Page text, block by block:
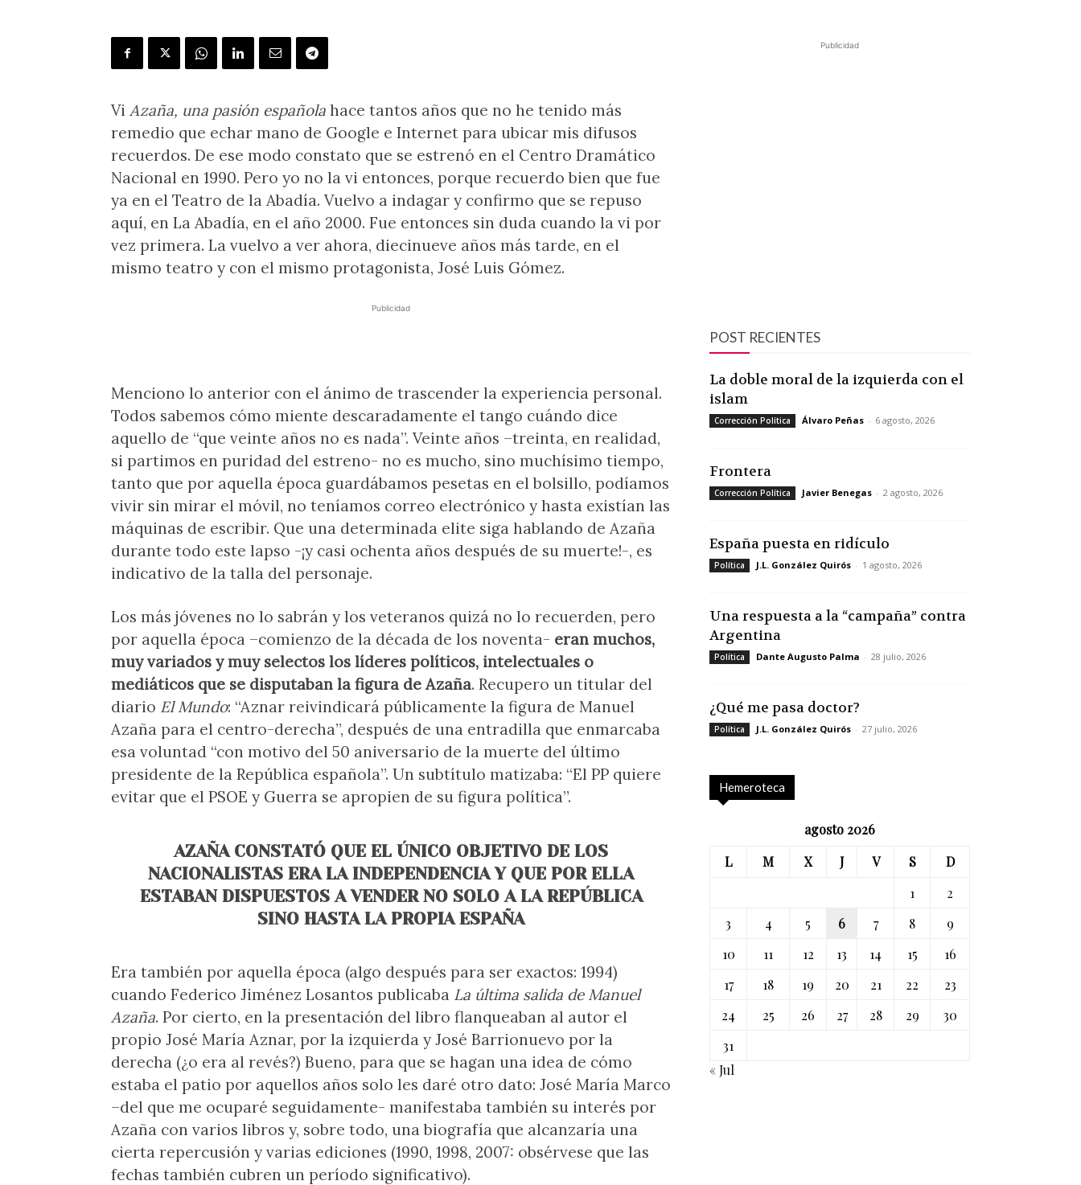
Vi Azaña, una pasión española hace tantos años que no he tenido más
remedio que echar mano de Google e Internet para ubicar mis difusos
recuerdos. De ese modo constato que se estrenó en el Centro Dramático
Nacional en 1990. Pero yo no la vi entonces, porque recuerdo bien que fue
ya en el Teatro de la Abadía. Vuelvo a indagar y confirmo que se repuso
aquí, en La Abadía, en el año 2000. Fue entonces sin duda cuando la vi por
vez primera. La vuelvo a ver ahora, diecinueve años más tarde, en el
mismo teatro y con el mismo protagonista, José Luis Gómez.
Publicidad
Menciono lo anterior con el ánimo de trascender la experiencia personal.
Todos sabemos cómo miente descaradamente el tango cuándo dice
aquello de “que veinte años no es nada”. Veinte años –treinta, en realidad,
si partimos en puridad del estreno- no es mucho, sino muchísimo tiempo,
tanto que por aquella época guardábamos pesetas en el bolsillo, podíamos
vivir sin mirar el móvil, no teníamos correo electrónico y hasta existían las
máquinas de escribir. Que una determinada elite siga hablando de Azaña
durante todo este lapso -¡y casi ochenta años después de su muerte!-, es
indicativo de la talla del personaje.
Los más jóvenes no lo sabrán y los veteranos quizá no lo recuerden, pero
por aquella época –comienzo de la década de los noventa- eran muchos,
muy variados y muy selectos los líderes políticos, intelectuales o
mediáticos que se disputaban la figura de Azaña. Recupero un titular del
diario El Mundo: “Aznar reivindicará públicamente la figura de Manuel
Azaña para el centro-derecha”, después de una entradilla que enmarcaba
esa voluntad “con motivo del 50 aniversario de la muerte del último
presidente de la República española”. Un subtítulo matizaba: “El PP quiere
evitar que el PSOE y Guerra se apropien de su figura política”.
AZAÑA CONSTATÓ QUE EL ÚNICO OBJETIVO DE LOS
NACIONALISTAS ERA LA INDEPENDENCIA Y QUE POR ELLA
ESTABAN DISPUESTOS A VENDER NO SOLO A LA REPÚBLICA
SINO HASTA LA PROPIA ESPAÑA
Era también por aquella época (algo después para ser exactos: 1994)
cuando Federico Jiménez Losantos publicaba La última salida de Manuel
Azaña. Por cierto, en la presentación del libro flanqueaban al autor el
propio José María Aznar, por la izquierda y José Barrionuevo por la
derecha (¿o era al revés?) Bueno, para que se hagan una idea de cómo
estaba el patio por aquellos años solo les daré otro dato: José María Marco
–del que me ocuparé seguidamente- manifestaba también su interés por
Azaña con varios libros y, sobre todo, una biografía que alcanzaría una
cierta repercusión y varias ediciones (1990, 1998, 2007: obsérvese que las
fechas también cubren un período significativo).
Publicidad
POST RECIENTES
La doble moral de la izquierda con el
islam
Corrección Política Álvaro Peñas - 6 agosto, 2026
Frontera
Corrección Política Javier Benegas - 2 agosto, 2026
España puesta en ridículo
Política J.L. González Quirós - 1 agosto, 2026
Una respuesta a la “campaña” contra
Argentina
Política Dante Augusto Palma - 28 julio, 2026
¿Qué me pasa doctor?
Política J.L. González Quirós - 27 julio, 2026
Hemeroteca
agosto 2026
L
M X J V S
D
1
2
3
4 5 6 7 8
9
10
11 12 13 14 15
16
17
18 19 20 21 22
23
24
25 26 27 28 29
30
31
« Jul